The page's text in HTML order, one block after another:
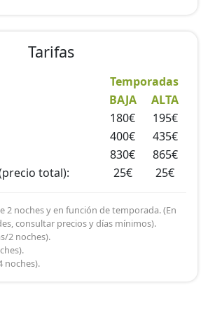
Tarifas
Temporadas
BAJA
ALTA
180€
195€
400€
435€
830€
865€
total):
25€ 25€
2 noches y en función de temporada. (En
consultar precios y días mínimos).
2 noches).
noches).